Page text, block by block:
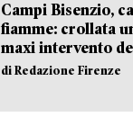
Campi Bisenzio,
fiamme: crollata
maxi intervento
di Redazione Firenze